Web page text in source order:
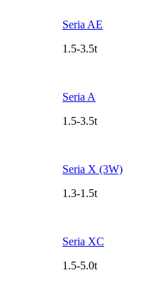
Seria AE
1.5-3.5t
Seria A
1.5-3.5t
Seria X (3W)
1.3-1.5t
Seria XC
1.5-5.0t